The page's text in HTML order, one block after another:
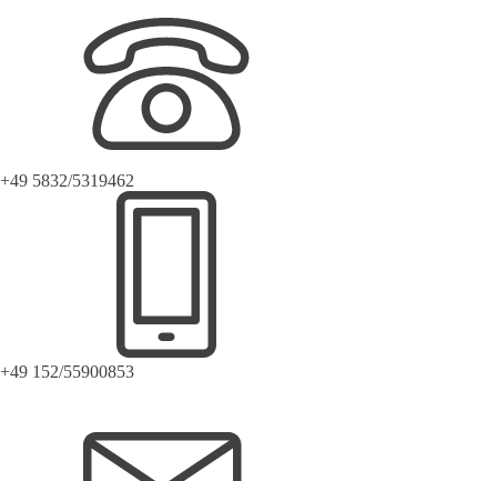
+49 5832/5319462
+49 152/55900853